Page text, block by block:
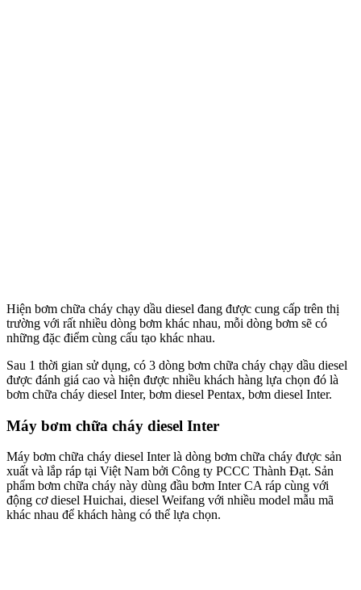
Hiện bơm chữa cháy chạy dầu diesel đang được cung cấp trên thị
trường với rất nhiều dòng bơm khác nhau, mỗi dòng bơm sẽ có
những đặc điểm cùng cấu tạo khác nhau.
Sau 1 thời gian sử dụng, có 3 dòng bơm chữa cháy chạy dầu diesel
được đánh giá cao và hiện được nhiều khách hàng lựa chọn đó là
bơm chữa cháy diesel Inter, bơm diesel Pentax, bơm diesel Inter.
Máy bơm chữa cháy diesel Inter
Máy bơm chữa cháy diesel Inter là dòng bơm chữa cháy được sản
xuất và lắp ráp tại Việt Nam bởi Công ty PCCC Thành Đạt. Sản
phẩm bơm chữa cháy này dùng đầu bơm Inter CA ráp cùng với
động cơ diesel Huichai, diesel Weifang với nhiều model mẫu mã
khác nhau để khách hàng có thể lựa chọn.